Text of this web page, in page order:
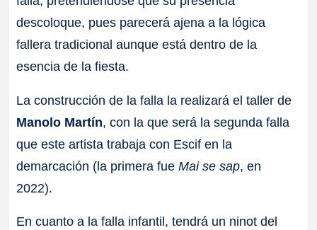
descoloque, pues parecerá ajena a la lógica
fallera tradicional aunque está dentro de la
esencia de la fiesta.
La construcción de la falla la realizará el taller de
Manolo Martín, con la que será la segunda falla
que este artista trabaja con Escif en la
demarcación (la primera fueMai se sap, en
2022).
En cuanto a la falla infantil, tendrá un ninot del